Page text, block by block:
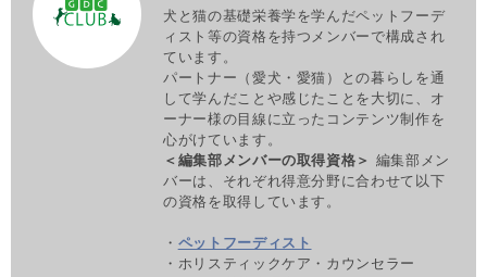
犬と猫の基礎栄養学を学んだペットフーデ
ィスト等の資格を持つメンバーで構成され
ています。
パートナー（愛犬・愛猫）との暮らしを通
して学んだことや感じたことを大切に、オ
ーナー様の目線に立ったコンテンツ制作を
心がけています。
＜編集部メンバーの取得資格＞ 編集部メン
バーは、それぞれ得意分野に合わせて以下
の資格を取得しています。
・ ペットフーディスト
・ホリスティックケア・カウンセラー